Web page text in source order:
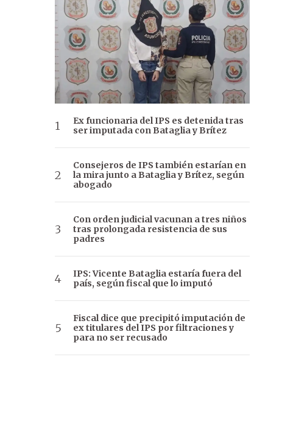
Ex funcionaria del IPS es detenida tras
ser imputada con Bataglia y Brítez
Consejeros de IPS también estarían en
la mira junto a Bataglia y Brítez, según
abogado
Con orden judicial vacunan a tres niños
tras prolongada resistencia de sus
padres
IPS: Vicente Bataglia estaría fuera del
país, según fiscal que lo imputó
Fiscal dice que precipitó imputación de
ex titulares del IPS por filtraciones y
para no ser recusado